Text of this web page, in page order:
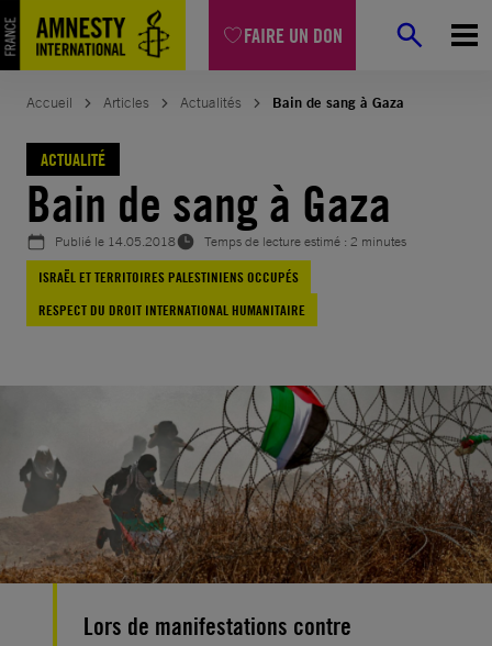
FAIRE UN DON
Aller
au
contenu
Accueil Articles Actualités Bain de sang à Gaza
ACTUALITÉ
Bain de sang à Gaza
Publié le 14.05.2018
Temps de lecture estimé : 2 minutes
ISRAËL ET TERRITOIRES PALESTINIENS OCCUPÉS
RESPECT DU DROIT INTERNATIONAL HUMANITAIRE
Lors de manifestations contre